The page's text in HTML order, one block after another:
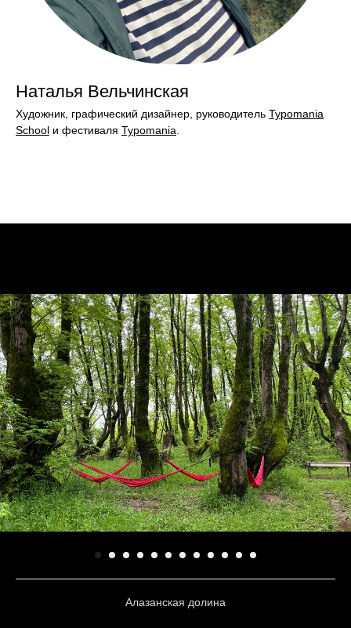
Наталья Вельчинская
Художник, графический дизайнер, руководитель Typomania
School и фестиваля Typomania
Алазанская долина